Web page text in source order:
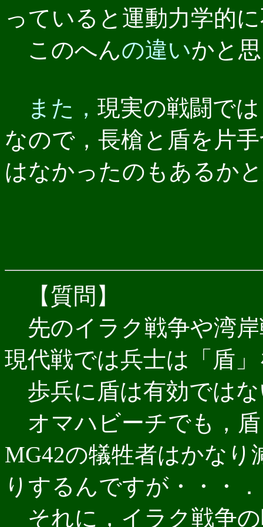
っていると運動力学的
このへんの違いかと
また， 現実の戦闘で
なので，長槍と盾を片
はなかったのもあるか
【質問】
先のイラク戦争や湾
現代戦では兵士は「盾
歩兵に盾は有効では
オマハビーチでも，
MG42の犠牲者はかな
りするんですが・・・．
それに，イラク戦争